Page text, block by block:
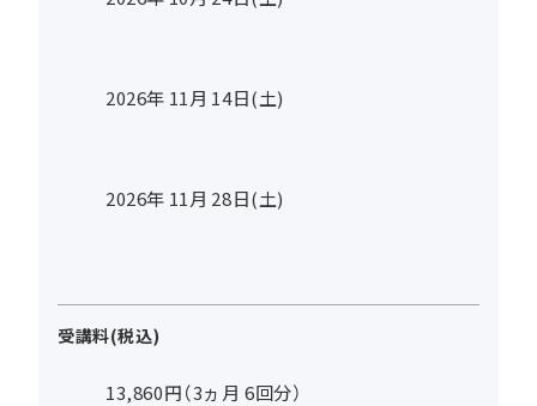
2026年 11月 14日(土)
2026年 11月 28日(土)
受講料(税込)
13,860円（3ヵ月 6回分）